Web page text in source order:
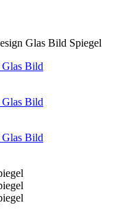
Glas Bild Spiegel